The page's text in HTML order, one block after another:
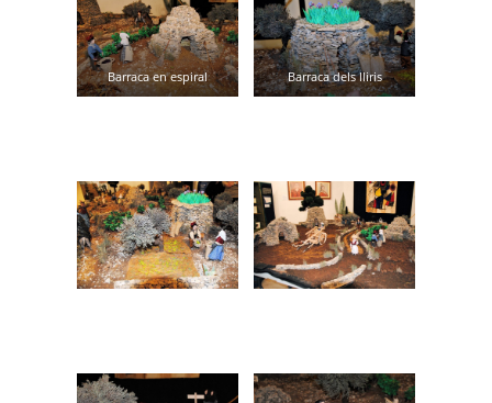
Barraca en espiral Barraca dels lliris